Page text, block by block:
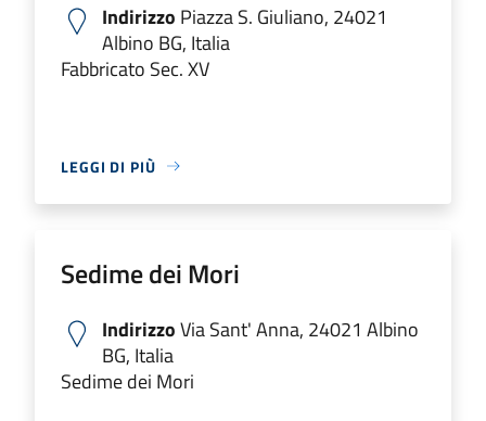
Indirizzo Piazza S. Giuliano, 24021
Albino BG, Italia
Fabbricato Sec. XV
LEGGI DI PIÙ
Sedime dei Mori
IndirizzoVia Sant' Anna, 24021 Albino
BG, Italia
Sedime dei Mori